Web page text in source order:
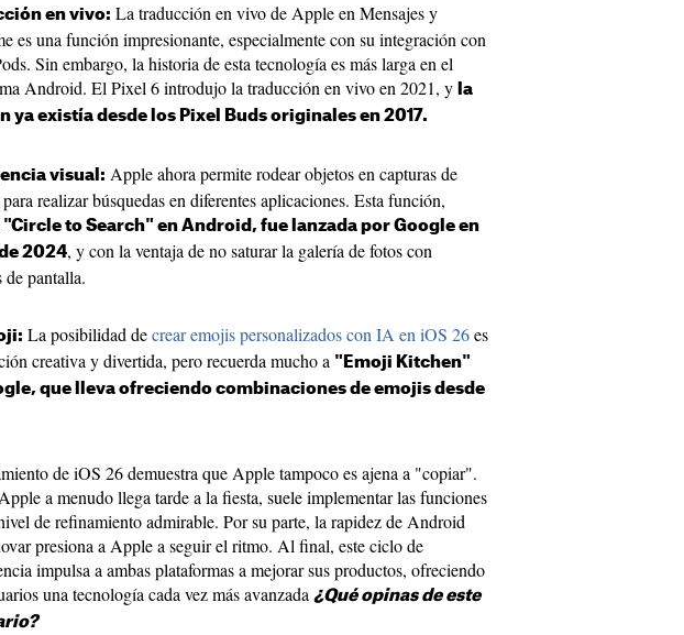
en vivo: La traducción en vivo de Apple en Mensajes y
es una función impresionante, especialmente con su integración con
Sin embargo, la historia de esta tecnología es más larga en el
Android. El Pixel 6 introdujo la traducción en vivo en 2021, y la
ya existía desde los Pixel Buds originales en 2017.
visual: Apple ahora permite rodear objetos en capturas de
realizar búsquedas en diferentes aplicaciones. Esta función,
"Circle to Search" en Android, fue lanzada por Google en
2024, y con la ventaja de no saturar la galería de fotos con
de pantalla.
La posibilidad decrear emojis personalizados con IA en iOS 26es
creativa y divertida, pero recuerda mucho a "Emoji Kitchen"
que lleva ofreciendo combinaciones de emojis desde
de iOS 26 demuestra que Apple tampoco es ajena a "copiar".
a menudo llega tarde a la fiesta, suele implementar las funciones
de refinamiento admirable. Por su parte, la rapidez de Android
presiona a Apple a seguir el ritmo. Al final, este ciclo de
impulsa a ambas plataformas a mejorar sus productos, ofreciendo
una tecnología cada vez más avanzada ¿Qué opinas de este